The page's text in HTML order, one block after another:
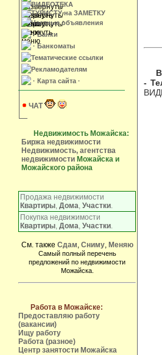
ВИДЕОТЕКА
ТУРИСТУ на ЗАМЕТКУ
Частные объявления
· Банки
· Банкоматы
Тематические ссылки
Рекламодателям
· Карта сайта ·
ЧАТ
Недвижимость Можайска:
Биржа недвижимости
Недвижимость, агентства
недвижимости Можайска и
Можайского района
Продажа недвижимости
Квартиры, Дома, Участки.
Покупка недвижимости
Квартиры, Дома, Участки.
См. также Сдам, Сниму, Меняю
Самый полный перечень
предложений по недвижимости
Можайска.
Работа в Можайске:
Предоставляю работу
(вакансии)
Ищу работу
Работа (разное)
Центр занятости Можайска
-